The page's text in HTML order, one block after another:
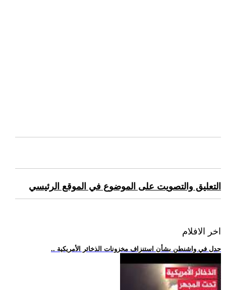
التعليق والتصويت على الموضوع في الموقع الرئيسي
اخر الافلام
.. جدل في واشنطن بشأن استنزاف مخزونات الذخائر الأمريكية